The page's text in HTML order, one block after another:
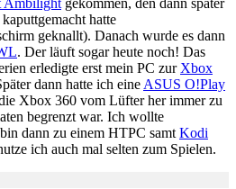
Ambilight gekommen, den dann später
hatte
geknallt). Danach wurde es dann
. Der läuft sogar heute noch! Das
erledigte erst mein PC zur Xbox
dann hatte ich eine ASUS O!Play
Xbox 360 vom Lüfter her immer zu
begrenzt war. Ich wollte
dann zu einem HTPC samt Kodi
ich auch mal selten zum Spielen.